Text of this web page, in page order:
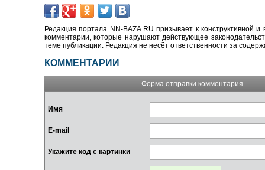
Редакция портала NN-BAZA.RU призывает к конструктивной
комментарии, которые нарушают действующее
теме публикации. Редакция не несёт ответственности за
КОММЕНТАРИИ
Форма отправки комментария
Имя
E-mail
Укажите код с картинки